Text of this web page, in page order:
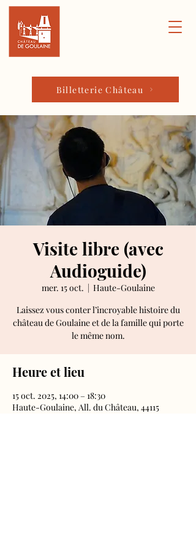
Billetterie Château
Visite libre (avec
Audioguide)
mer. 15 oct.
  |
Haute-Goulaine
Laissez vous conter l’incroyable histoire du
château de Goulaine et de la famille qui porte
le même nom.
Heure et lieu
15 oct. 2025, 14:00 – 18:30
Haute-Goulaine, All. du Château, 44115